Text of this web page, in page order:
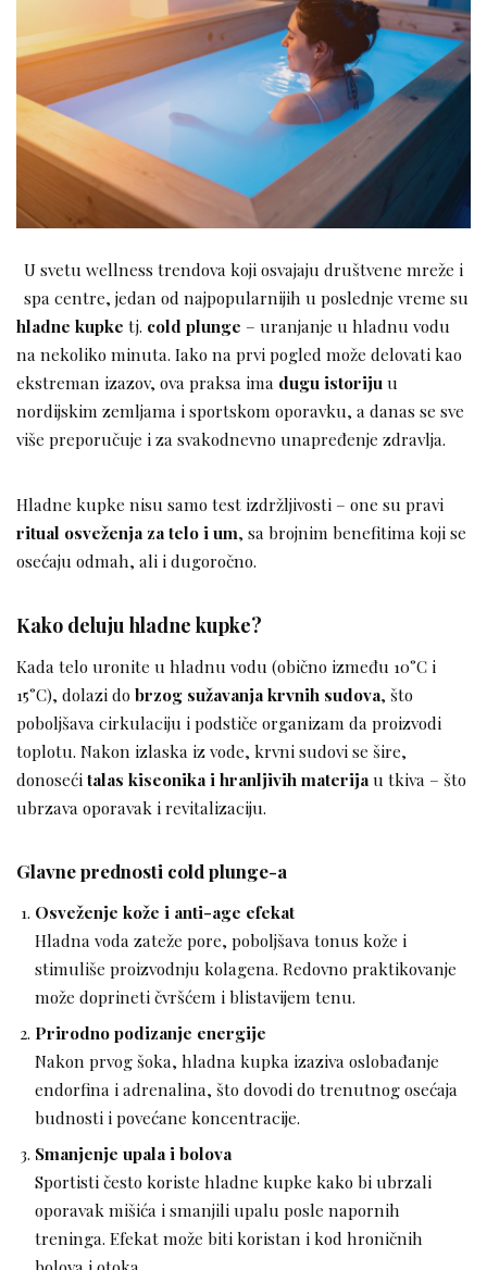
U svetu wellness trendova koji osvajaju društvene mreže i
spa centre, jedan od najpopularnijih u poslednje vreme su
hladne kupke tj. cold plunge – uranjanje u hladnu vodu
na nekoliko minuta. Iako na prvi pogled može delovati kao
ekstreman izazov, ova praksa ima dugu istorijuu
nordijskim zemljama i sportskom oporavku, a danas se sve
više preporučuje i za svakodnevno unapređenje zdravlja.
Hladne kupke nisu samo test izdržljivosti – one su pravi
ritual osveženja za telo i um, sa brojnim benefitima koji se
osećaju odmah, ali i dugoročno.
Kako deluju hladne kupke?
Kada telo uronite u hladnu vodu (obično između 10°C i
15°C), dolazi dobrzog sužavanja krvnih sudova, što
poboljšava cirkulaciju i podstiče organizam da proizvodi
toplotu. Nakon izlaska iz vode, krvni sudovi se šire,
donosećitalas kiseonika i hranljivih materijau tkiva – što
ubrzava oporavak i revitalizaciju.
Glavne prednosti cold plunge-a
Osveženje kože i anti-age efekat
Hladna voda zateže pore, poboljšava tonus kože i
stimuliše proizvodnju kolagena. Redovno praktikovanje
može doprineti čvršćem i blistavijem tenu.
Prirodno podizanje energije
Nakon prvog šoka, hladna kupka izaziva oslobađanje
endorfina i adrenalina, što dovodi do trenutnog osećaja
budnosti i povećane koncentracije.
Smanjenje upala i bolova
Sportisti često koriste hladne kupke kako bi ubrzali
oporavak mišića i smanjili upalu posle napornih
treninga. Efekat može biti koristan i kod hroničnih